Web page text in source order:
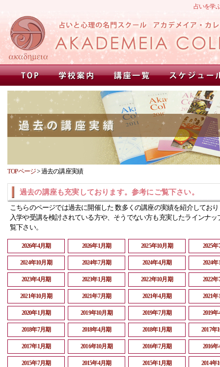
占いを学
TOPページ>過去の講座実績
過去の講座も充実しております。参考にご覧下さい。
こちらのページでは過去に開催した 数多くの講座の実績を紹介してお
入学や受講を検討されている方や、そうでない方も充実したラインナッ
覧下さい。
2026年4月期 2026年1月期 2025年10月期 2025
2024年10月期 2024年7月期 2024年4月期 2024
2023年4月期 2023年1月期 2022年10月期 2022
2021年10月期 2021年7月期 2021年4月期 2021
2020年1月期 2019年10月期 2019年7月期 2019
2018年7月期 2018年4月期 2018年1月期 2017年
2017年1月期 2016年10月期 2016年7月期 2016
2015年7月期 2015年4月期 2015年1月期 2014年